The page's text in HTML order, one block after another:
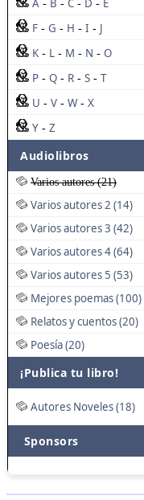
A - B - C - D - E
F - G - H - I - J
K - L - M - N - O
P - Q - R - S - T
U - V - W - X
Y - Z
Audiolibros
Varios autores (21)
Varios autores 2 (14)
Varios autores 3 (42)
Varios autores 4 (64)
Varios autores 5 (53)
Mejores poemas (100)
Relatos y cuentos (20)
Poesía (20)
¡Publica tu libro!
Autores Noveles (18)
Sponsors